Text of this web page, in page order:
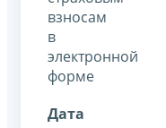
взносам
в
электронной
форме
Дата